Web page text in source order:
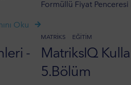
Oku
Formüllü Fiyat Penceresi
-
MATRIKS EĞITIM
MatriksIQ
5.Bölüm